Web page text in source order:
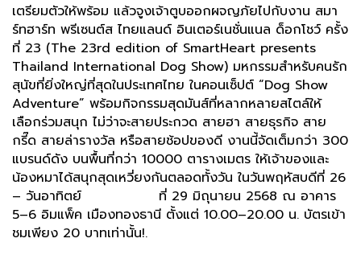
เตรียมตัวให้พร้อม แล้วจูงเจ้าตูบออกผจญภัยไปกับงาน สมา
ร์ทฮาร์ท พรีเซนต์ส ไทยแลนด์ อินเตอร์เนชั่นแนล ด็อกโชว์ ครั้ง
ที่ 23 (The 23rd edition of SmartHeart presents
Thailand International Dog Show) มหกรรมสำหรับคนรัก
สุนัขที่ยิ่งใหญ่ที่สุดในประเทศไทย ในคอนเซ็ปต์ “Dog Show
Adventure” พร้อมกิจกรรมสุดมันส์ที่หลากหลายสไตล์ให้
เลือกร่วมสนุก ไม่ว่าจะสายประกวด สายฮา สายธุรกิจ สาย
กรี๊ด สายล่ารางวัล หรือสายช้อปของดี งานนี้จัดเต็มกว่า 300
แบรนด์ดัง บนพื้นที่กว่า 10000 ตารางเมตร ให้เจ้าของและ
น้องหมาได้สนุกสุดเหวี่ยงกันตลอดทั้งวัน ในวันพฤหัสบดีที่ 26
– วันอาทิตย์ ที่ 29 มิถุนายน 2568 ณ อาคาร
5–6 อิมแพ็ค เมืองทองธานี ตั้งแต่ 10.00–20.00 น. บัตรเข้า
ชมเพียง 20 บาทเท่านั้น!.